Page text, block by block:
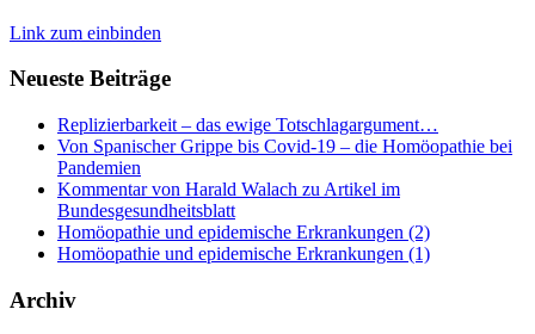
Link zum einbinden
Neueste Beiträge
Replizierbarkeit – das ewige Totschlagargument…
Von Spanischer Grippe bis Covid-19 – die Homöopathie bei
Pandemien
Kommentar von Harald Walach zu Artikel im
Bundesgesundheitsblatt
Homöopathie und epidemische Erkrankungen (2)
Homöopathie und epidemische Erkrankungen (1)
Archiv